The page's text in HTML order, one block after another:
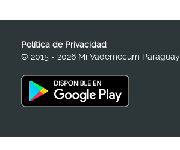
Política de Privacidad
© 2015 - 2026 Mi Vademecum Paraguay